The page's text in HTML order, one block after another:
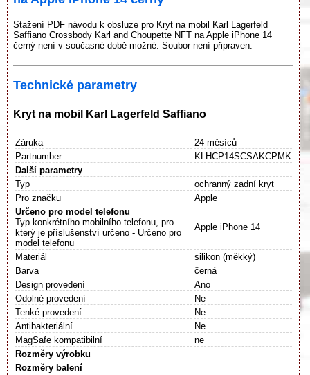
Stažení PDF návodu k obsluze pro Kryt na mobil Karl Lagerfeld
Saffiano Crossbody Karl and Choupette NFT na Apple iPhone 14
černý není v současné době možné. Soubor není připraven.
Technické parametry
Kryt na mobil Karl Lagerfeld Saffiano
Záruka
24 měsíců
Partnumber
KLHCP14SCSAKCPMK
Další parametry
Typ
ochranný zadní kryt
Pro značku
Apple
Určeno pro model telefonu
Typ konkrétního mobilního telefonu, pro
který je příslušenství určeno - Určeno pro
model telefonu
Apple iPhone 14
Materiál
silikon (měkký)
Barva
černá
Design provedení
Ano
Odolné provedení
Ne
Tenké provedení
Ne
Antibakteriální
Ne
MagSafe kompatibilní
ne
Rozměry výrobku
Rozměry balení